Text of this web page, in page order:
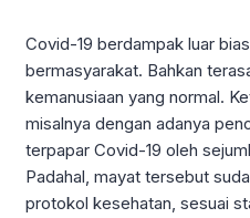
Covid-19 berdampak luar
bermasyarakat. Bahkan
kemanusiaan yang normal.
misalnya dengan adanya
terpapar Covid-19 oleh
Padahal, mayat tersebut
protokol kesehatan, sesuai